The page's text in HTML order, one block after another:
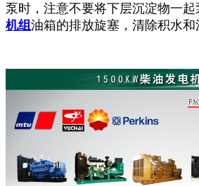
泵时，注意不要将下层沉淀物一
机组 油箱的排放旋塞，清除积水和